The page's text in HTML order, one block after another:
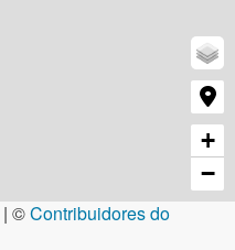
+
−
| ©Contribuidores do